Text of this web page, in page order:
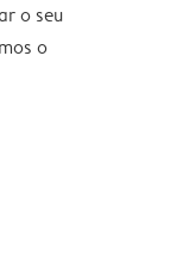
o seu
o